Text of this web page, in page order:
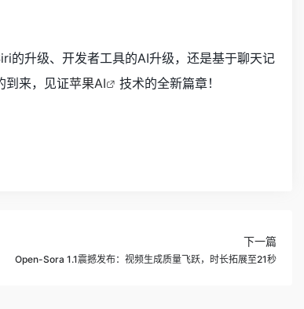
的升级、开发者工具的AI升级，还是基于聊天记
到来，见证苹果AI 技术的全新篇章！
下一篇
Open-Sora 1.1震撼发布：视频生成质量飞跃，时长拓展至21秒